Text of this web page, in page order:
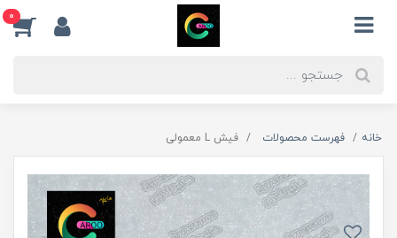
0
خانه فهرست محصولات فیش L معمولی